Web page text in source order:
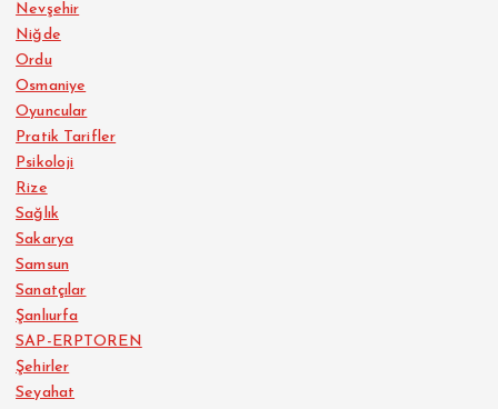
Nevşehir
Niğde
Ordu
Osmaniye
Oyuncular
Pratik Tarifler
Psikoloji
Rize
Sağlık
Sakarya
Samsun
Sanatçılar
Şanlıurfa
SAP-ERPTOREN
Şehirler
Seyahat